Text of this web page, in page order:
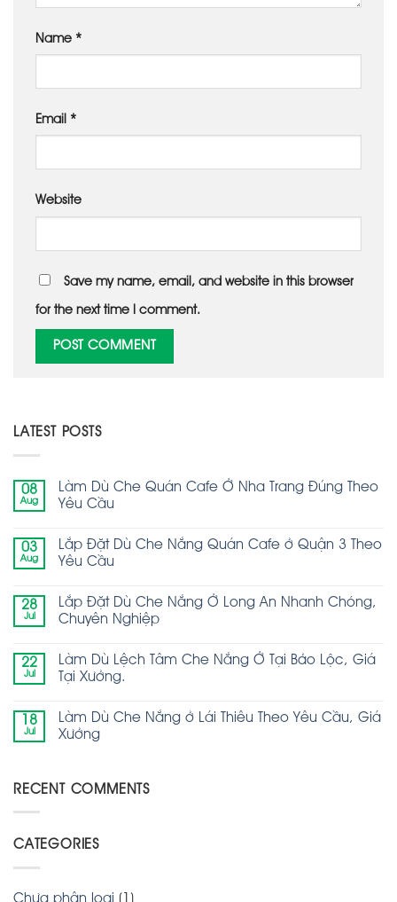
Name *
Email *
Website
Save my name, email, and website in this browser
for the next time I comment.
LATEST POSTS
08
Aug
Làm Dù Che Quán Cafe Ở Nha Trang Đúng Theo
Yêu Cầu
03
Aug
Lắp Đặt Dù Che Nắng Quán Cafe ở Quận 3 Theo
Yêu Cầu
28
Jul
Lắp Đặt Dù Che Nắng Ở Long An Nhanh Chóng,
Chuyên Nghiệp
22
Jul
Làm Dù Lệch Tâm Che Nắng Ở Tại Bảo Lộc, Giá
Tại Xưởng.
18
Jul
Làm Dù Che Nắng ở Lái Thiêu Theo Yêu Cầu, Giá
Xưởng
RECENT COMMENTS
CATEGORIES
Chưa phân loại (1)